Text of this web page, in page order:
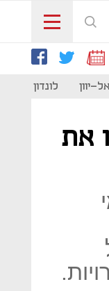
יוון לונדון 2023
את